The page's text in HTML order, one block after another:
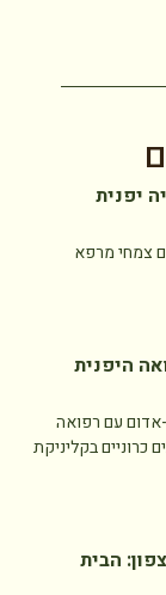
יפנית
צמחי מרפא
היפנית
אדום עם רפואה
כרוניים בקליניקת
הבית